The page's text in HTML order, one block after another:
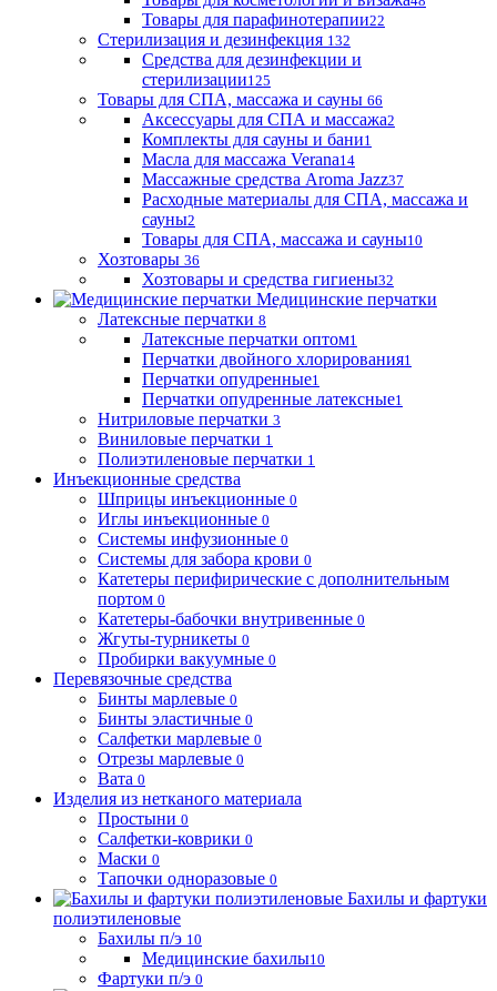
Товары для парафинотерапии22
Стерилизация и дезинфекция 132
Средства для дезинфекции и
стерилизации125
Товары для СПА, массажа и сауны 66
Аксессуары для СПА и массажа2
Комплекты для сауны и бани1
Масла для массажа Verana14
Массажные средства Aroma Jazz37
Расходные материалы для СПА, массажа и
сауны2
Товары для СПА, массажа и сауны10
Хозтовары 36
Хозтовары и средства гигиены32
Медицинские перчатки
Латексные перчатки 8
Латексные перчатки оптом1
Перчатки двойного хлорирования1
Перчатки опудренные1
Перчатки опудренные латексные1
Нитриловые перчатки 3
Виниловые перчатки 1
Полиэтиленовые перчатки 1
Инъекционные средства
Шприцы инъекционные 0
Иглы инъекционные 0
Системы инфузионные 0
Системы для забора крови 0
Катетеры перифирические с дополнительным
портом 0
Катетеры-бабочки внутривенные 0
Жгуты-турникеты 0
Пробирки вакуумные 0
Перевязочные средства
Бинты марлевые 0
Бинты эластичные 0
Салфетки марлевые 0
Отрезы марлевые 0
Вата 0
Изделия из нетканого материала
Простыни 0
Салфетки-коврики 0
Маски 0
Тапочки одноразовые 0
Бахилы и фартуки
полиэтиленовые
Бахилы п/э 10
Медицинские бахилы10
Фартуки п/э 0